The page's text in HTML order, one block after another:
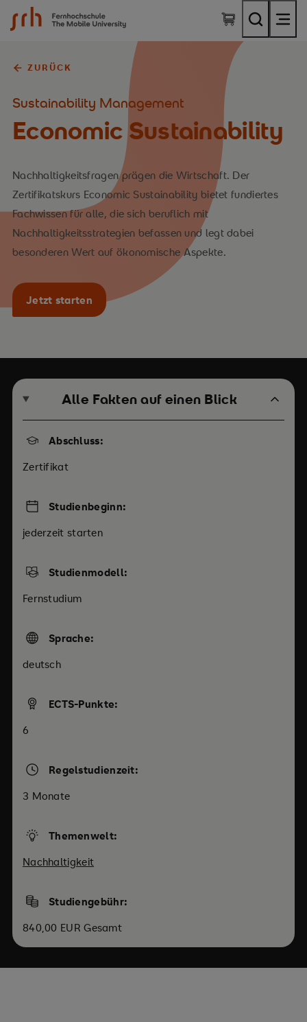
SRH Fernhochschule - The Mobile University
ZURÜCK
Sustainability Management
Economic Sustainability
Nachhaltigkeitsfragen prägen die Wirtschaft. Der
Zertifikatskurs Economic Sustainability bietet fundiertes
Fachwissen für alle, die sich beruflich mit
Nachhaltigkeitsstrategien befassen und legt dabei
besonderen Wert auf ökonomische Aspekte.
Jetzt starten
Alle Fakten auf einen Blick
Abschluss:
Zertifikat
Studienbeginn:
jederzeit starten
Studienmodell:
Fernstudium
Sprache:
deutsch
ECTS-Punkte:
6
Regelstudienzeit:
3 Monate
Themenwelt:
Nachhaltigkeit
Studiengebühr:
840,00 EUR Gesamt